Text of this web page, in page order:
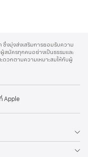
งมุ่งส่งเสริมการยอมรับความ
สมัครทุกคนอย่างเป็นธรรมและ
ดวกตามความเหมาะสมให้กับผู้
Apple